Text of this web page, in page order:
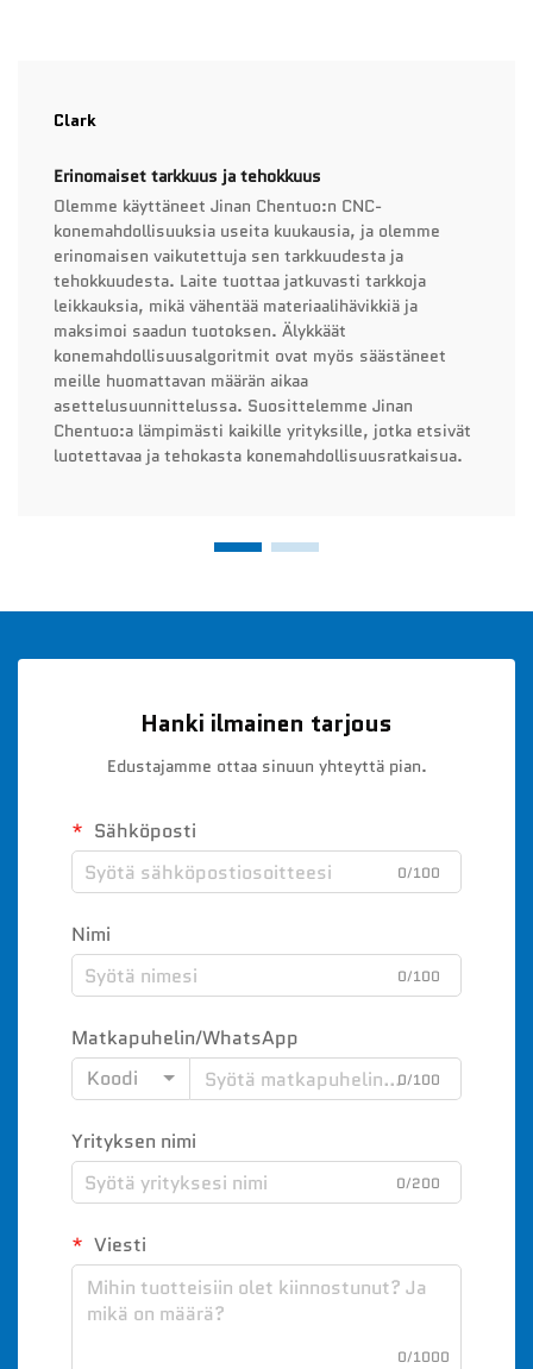
Clark
Erinomaiset tarkkuus ja tehokkuus
Olemme käyttäneet Jinan Chentuo:n CNC-
konemahdollisuuksia useita kuukausia, ja olemme
erinomaisen vaikutettuja sen tarkkuudesta ja
tehokkuudesta. Laite tuottaa jatkuvasti tarkkoja
leikkauksia, mikä vähentää materiaalihävikkiä ja
maksimoi saadun tuotoksen. Älykkäät
konemahdollisuusalgoritmit ovat myös säästäneet
meille huomattavan määrän aikaa
asettelusuunnittelussa. Suosittelemme Jinan
Chentuo:a lämpimästi kaikille yrityksille, jotka etsivät
luotettavaa ja tehokasta konemahdollisuusratkaisua.
Hanki ilmainen tarjous
Edustajamme ottaa sinuun yhteyttä pian.
Sähköposti
0/100
Nimi
0/100
Matkapuhelin/WhatsApp
Koodi
0/100
Yrityksen nimi
0/200
Viesti
0/1000